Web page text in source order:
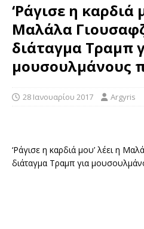
‘Ράγισε η καρδιά
Μαλάλα
διάταγμα Τραμπ
μουσουλμάνους
28 Ιανουαρίου 2017 Argyris
‘Ράγισε η καρδιά μου’ λέει η
διάταγμα Τραμπ για